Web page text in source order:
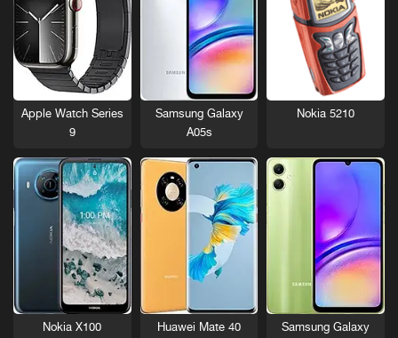
Nokia 5210
Samsung Galaxy
A05s
Apple Watch Series
9
Samsung Galaxy
Huawei Mate 40
Nokia X100